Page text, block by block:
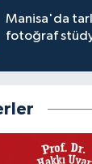
Manisa'da
fotoğraf